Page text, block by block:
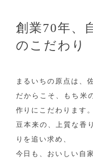
創業70年、
のこだわり
まるいちの原点は、
だからこそ、もち米
作りにこだわります。
豆本来の、上質な香
りを追い求め、
今日も、おいしい自